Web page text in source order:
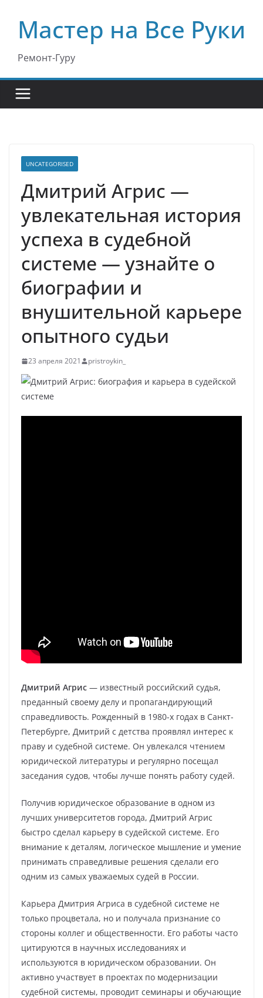
содержимому
Мастер на Все Руки
Ремонт-Гуру
UNCATEGORISED
Дмитрий Агрис —
увлекательная история
успеха в судебной
системе — узнайте о
биографии и
внушительной карьере
опытного судьи
23 апреля 2021 pristroykin_
Дмитрий Агрис — известный российский судья,
преданный своему делу и пропагандирующий
справедливость. Рожденный в 1980-х годах в Санкт-
Петербурге, Дмитрий с детства проявлял интерес к
праву и судебной системе. Он увлекался чтением
юридической литературы и регулярно посещал
заседания судов, чтобы лучше понять работу судей.
Получив юридическое образование в одном из
лучших университетов города, Дмитрий Агрис
быстро сделал карьеру в судейской системе. Его
внимание к деталям, логическое мышление и умение
принимать справедливые решения сделали его
одним из самых уважаемых судей в России.
Карьера Дмитрия Агриса в судебной системе не
только процветала, но и получала признание со
стороны коллег и общественности. Его работы часто
цитируются в научных исследованиях и
используются в юридическом образовании. Он
активно участвует в проектах по модернизации
судебной системы, проводит семинары и обучающие